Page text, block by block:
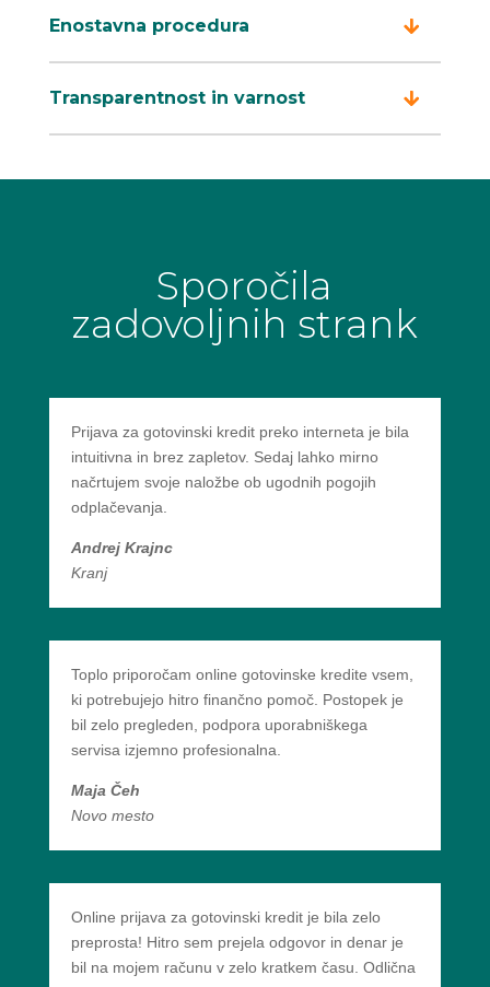
Enostavna procedura
Transparentnost in varnost
Sporočila
zadovoljnih strank
Prijava za gotovinski kredit preko interneta je bila
intuitivna in brez zapletov. Sedaj lahko mirno
načrtujem svoje naložbe ob ugodnih pogojih
odplačevanja.
Andrej Krajnc
Kranj
Toplo priporočam online gotovinske kredite vsem,
ki potrebujejo hitro finančno pomoč. Postopek je
bil zelo pregleden, podpora uporabniškega
servisa izjemno profesionalna.
Maja Čeh
Novo mesto
Online prijava za gotovinski kredit je bila zelo
preprosta! Hitro sem prejela odgovor in denar je
bil na mojem računu v zelo kratkem času. Odlična